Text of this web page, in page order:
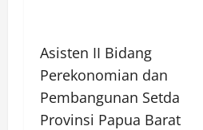
Asisten II Bidang
Perekonomian dan
Pembangunan Setda
Provinsi Papua Barat